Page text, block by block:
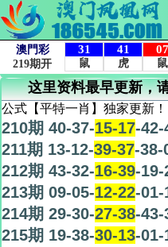
这里资料最早更新，
公式【平特一肖】独家更新！
210期 40-37-15-17-42-
211期 13-12-39-37-38-
212期 43-32-16-39-19-
213期 09-05-12-22-01-
214期 29-30-27-38-43-
215期 19-38-30-13-01-